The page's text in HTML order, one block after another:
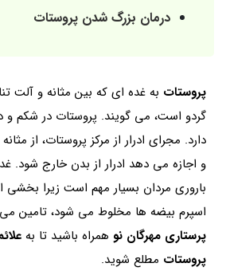
درمان بزرگ شدن پروستات
پروستات به غده ای که بین مثانه و آلت
گردو است، می گویند. پروستات در شکم و
دارد. مجرای ادرار از مرکز پروستات، از
و اجازه می دهد ادرار از بدن خارج شود.
باروری مردان بسیار مهم است زیرا بخشی
اسپرم بیضه ها مخلوط می شود، تامین
پرستاری مهرگان نو همراه باشید تا به
پروستات مطلع شوید.